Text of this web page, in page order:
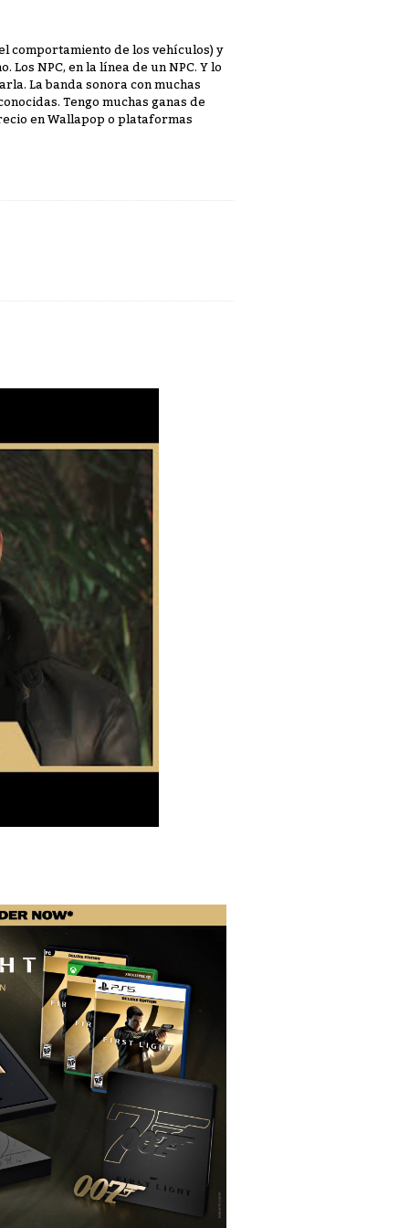
comportamiento de los vehículos) y
NPC, en la línea de un NPC. Y lo
La banda sonora con muchas
Tengo muchas ganas de
en Wallapop o plataformas